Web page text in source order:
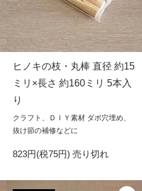
ヒノキの枝・丸棒 直径 約15
ミリ×長さ 約160ミリ 5本入
り
クラフト、ＤＩＹ素材 ダボ穴埋め、
抜け節の補修などに
823円(税75円) 売り切れ